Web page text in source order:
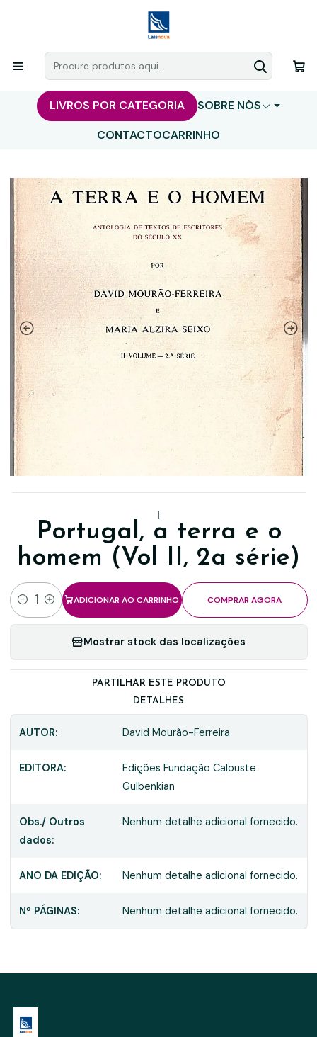
LIVROS POR CATEGORIA
SOBRE NÓS
CONTACTOCARRINHO
|
Portugal, a terra e o
homem (Vol II, 2a série)
Quantidade
ADICIONAR AO CARRINHO COMPRAR AGORA
Mostrar stock das localizações
PARTILHAR ESTE PRODUTO
DETALHES
AUTOR: David Mourão-Ferreira
EDITORA:
Edições Fundação Calouste
Gulbenkian
Obs./ Outros
dados:
Nenhum detalhe adicional fornecido.
ANO DA EDIÇÃO: Nenhum detalhe adicional fornecido.
Nº PÁGINAS: Nenhum detalhe adicional fornecido.